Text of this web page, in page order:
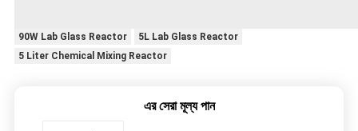
90W Lab Glass Reactor
5L Lab Glass Reactor
5 Liter Chemical Mixing Reactor
এর সেরা মূল্য পান